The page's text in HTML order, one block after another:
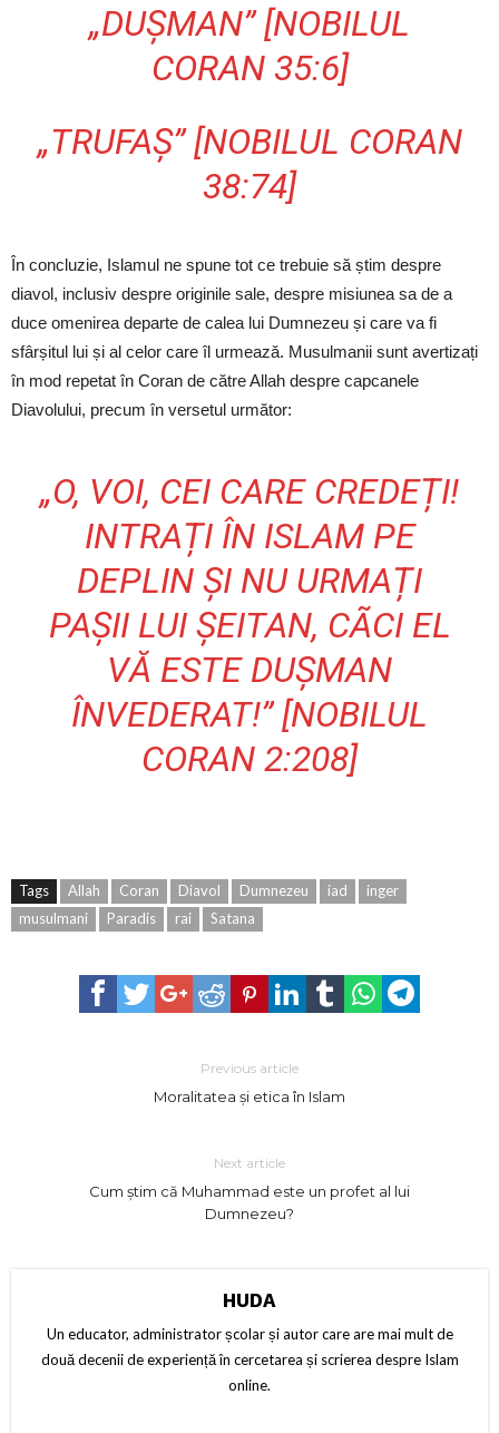
„DUȘMAN” [NOBILUL
CORAN 35:6]
„TRUFAȘ” [NOBILUL CORAN
38:74]
În concluzie, Islamul ne spune tot ce trebuie să știm despre
diavol, inclusiv despre originile sale, despre misiunea sa de a
duce omenirea departe de calea lui Dumnezeu și care va fi
sfârșitul lui și al celor care îl urmează. Musulmanii sunt avertizați
în mod repetat în Coran de către Allah despre capcanele
Diavolului, precum în versetul următor:
„O, VOI, CEI CARE CREDEȚI!
INTRAȚI ÎN ISLAM PE
DEPLIN ȘI NU URMAȚI
PAȘII LUI ȘEITAN, CÃCI EL
VĂ ESTE DUȘMAN
ÎNVEDERAT!” [NOBILUL
CORAN 2:208]
Tags Allah Coran Diavol Dumnezeu iad
inger
musulmani
Paradis rai Satana
Previous article
Moralitatea și etica în Islam
Next article
Cum știm că Muhammad este un profet al lui
Dumnezeu?
HUDA
Un educator, administrator școlar și autor care are mai mult de
două decenii de experiență în cercetarea și scrierea despre Islam
online.